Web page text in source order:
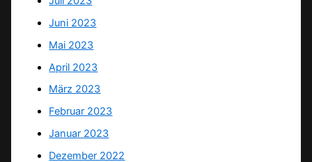
Juni 2023
Mai 2023
April 2023
März 2023
Februar 2023
Januar 2023
Dezember 2022